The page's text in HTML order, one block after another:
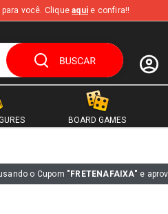
você. Cliqueaqui e confira!!
BOARD GAMES
o Cupom "FRETENAFAIXA" e